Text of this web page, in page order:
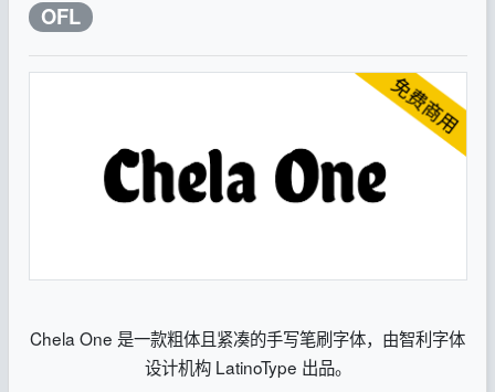
OFL
Chela One 是一款粗体且紧凑的手写笔刷字体，由智利字体
设计机构 LatinoType 出品。